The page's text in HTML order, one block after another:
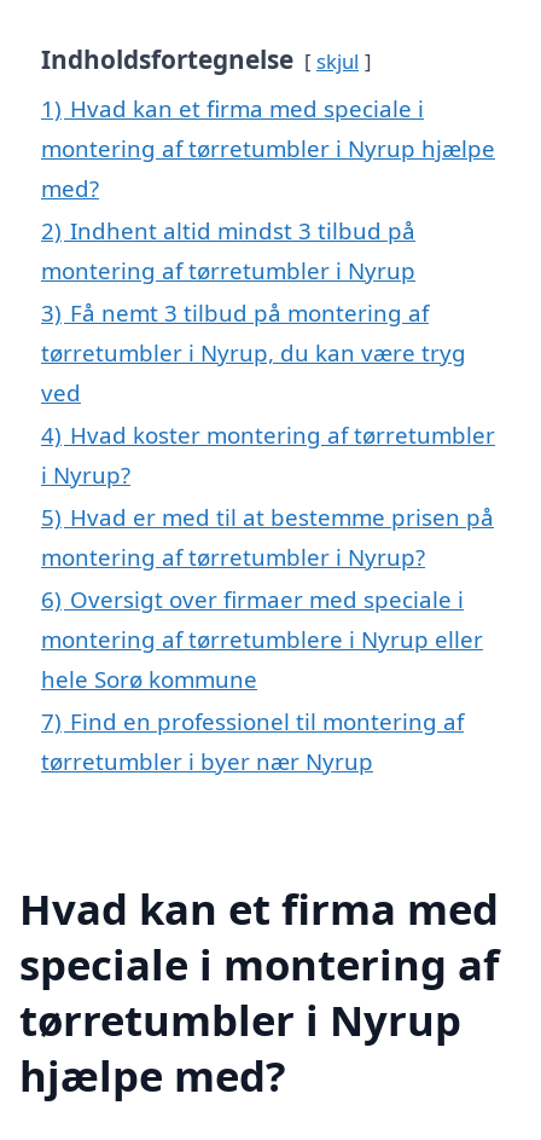
Indholdsfortegnelse skjul
1) Hvad kan et firma med speciale i
montering af tørretumbler i Nyrup hjælpe
med?
2) Indhent altid mindst 3 tilbud på
montering af tørretumbler i Nyrup
3) Få nemt 3 tilbud på montering af
tørretumbler i Nyrup, du kan være tryg
ved
4) Hvad koster montering af tørretumbler
i Nyrup?
5) Hvad er med til at bestemme prisen på
montering af tørretumbler i Nyrup?
6) Oversigt over firmaer med speciale i
montering af tørretumblere i Nyrup eller
hele Sorø kommune
7) Find en professionel til montering af
tørretumbler i byer nær Nyrup
Hvad kan et firma med
speciale i montering af
tørretumbler i Nyrup
hjælpe med?